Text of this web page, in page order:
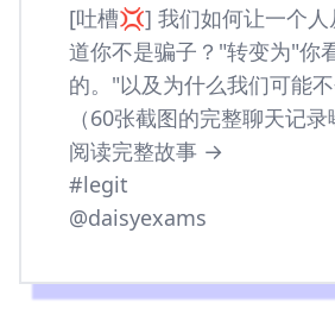
[吐槽💢] 我们如何让一个人
道你不是骗子？"转变为"你
的。"以及为什么我们可能不
（60张截图的完整聊天记录
阅读完整故事 →
#legit
@daisyexams